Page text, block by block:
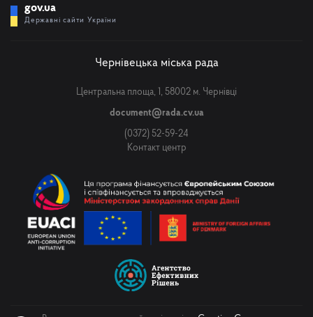
gov.ua
Державні сайти України
Чернівецька міська рада
Центральна площа, 1, 58002 м. Чернівці
document@rada.cv.ua
(0372) 52-59-24
Контакт центр